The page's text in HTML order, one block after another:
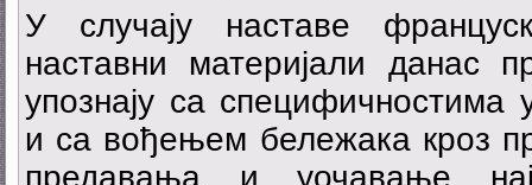
У случају наставе
наставни материјали данас
упознају са специфичностима
и са вођењем бележака кроз